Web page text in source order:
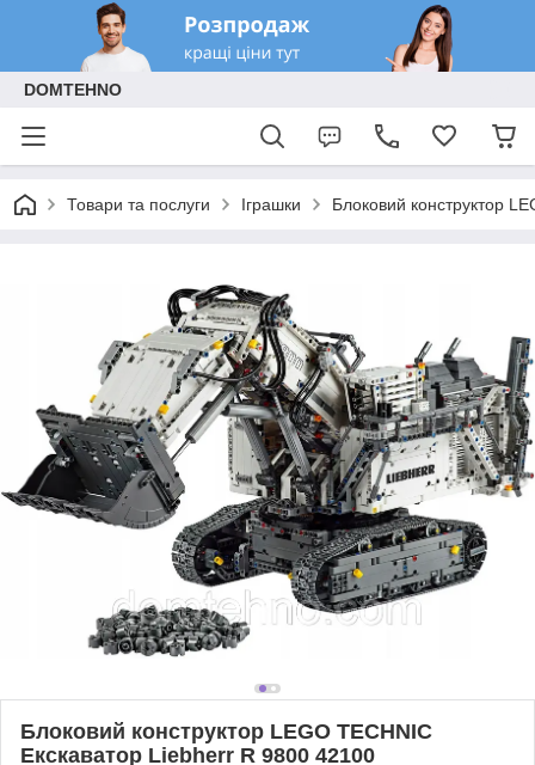
DOMTEHNO
Товари та послуги Іграшки Блоковий конструктор
Блоковий конструктор LEGO TECHNIC
Екскаватор Liebherr R 9800 42100